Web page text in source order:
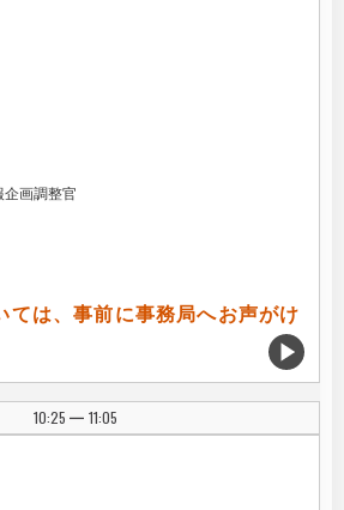
企画調整官
は、事前に事務局へお声がけ
10:25 | 11:05